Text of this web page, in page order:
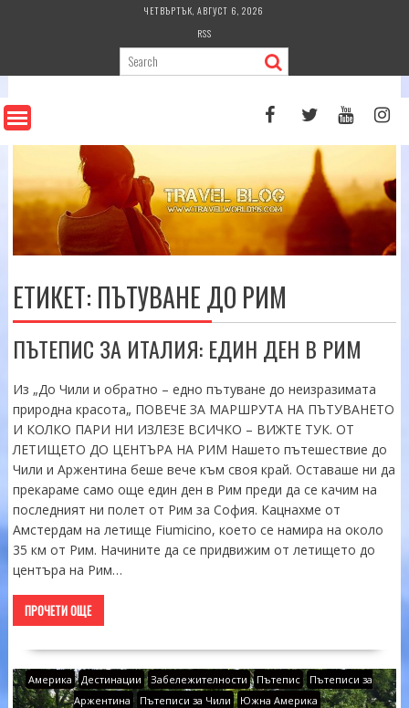
ЧЕТВЪРТЪК, АВГУСТ 6, 2026
RSS
ЕТИКЕТ: ПЪТУВАНЕ ДО РИМ
ПЪТЕПИС ЗА ИТАЛИЯ: ЕДИН ДЕН В РИМ
Из „До Чили и обратно – едно пътуване до неизразимата
природна красота„ ПОВЕЧЕ ЗА МАРШРУТА НА ПЪТУВАНЕТО
И КОЛКО ПАРИ НИ ИЗЛЕЗЕ ВСИЧКО – ВИЖТЕ ТУК. ОТ
ЛЕТИЩЕТО ДО ЦЕНТЪРА НА РИМ Нашето пътешествие до
Чили и Аржентина беше вече към своя край. Оставаше ни да
прекараме само още един ден в Рим преди да се качим на
последният ни полет от Рим за София. Кацнахме от
Амстердам на летище Fiumicino, което се намира на около
35 км от Рим. Начините да се придвижим от летището до
центъра на Рим…
ПРОЧЕТИ ОЩЕ
Америка Дестинации Забележителности Пътепис
Пътеписи за
Аржентина
Пътеписи за Чили Южна Америка